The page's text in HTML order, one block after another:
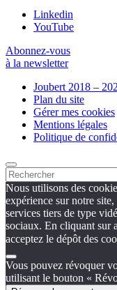
Linkedin
YouTube
Abonnez-vous
à la newsletter
Joubert 2018 –
Plan du site
Gérer mes cookies
Mentions légales
Politique de
Nous utilisons des
expérience sur notre
services tiers de type
sociaux. En cliquant sur
acceptez le dépôt des
Vous pouvez révoquer
utilisant le bouton «